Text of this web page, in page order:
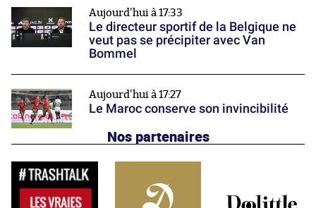
Aujourd'hui à 17:33
Le directeur sportif de la Belgique ne
veut pas se précipiter avec Van
Bommel
Aujourd'hui à 17:27
Le Maroc conserve son invincibilité
Nos partenaires